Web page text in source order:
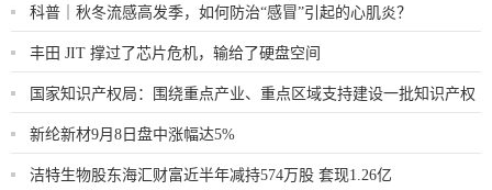
科普｜秋冬流感高发季，如何防治“感冒”引起的心肌炎？
丰田 JIT 撑过了芯片危机，输给了硬盘空间
国家知识产权局：围绕重点产业、重点区域支持建设一批知识产权
运营中心
新纶新材9月8日盘中涨幅达5%
洁特生物股东海汇财富近半年减持574万股 套现1.26亿